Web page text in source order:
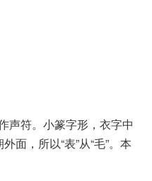
声符。小篆字形，衣字中
面，所以“表”从“毛”。本